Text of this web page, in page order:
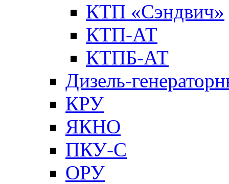
КТП «Сэндвич»
КТП-АТ
КТПБ-АТ
Дизель-
КРУ
ЯКНО
ПКУ-С
ОРУ